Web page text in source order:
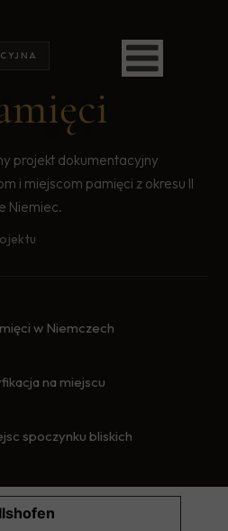
projekt dokumentacyjny
i miejscom pamięci z okresu II
Niemiec.
w Niemczech
na miejscu
spoczynku bliskich
Ilshofen